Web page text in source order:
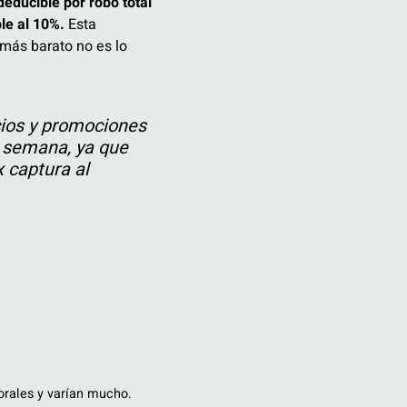
al 10%. Esta
barato no es lo
y promociones
ya que
captura al
y varían mucho.